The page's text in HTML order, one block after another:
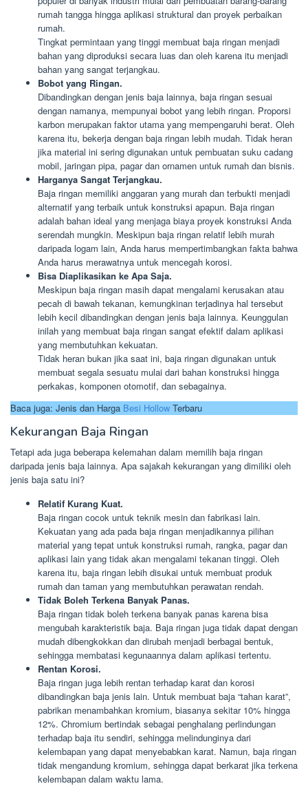
rumah tangga hingga aplikasi struktural dan proyek perbaikan
rumah.
Tingkat permintaan yang tinggi membuat baja ringan menjadi
bahan yang diproduksi secara luas dan oleh karena itu menjadi
bahan yang sangat terjangkau.
Bobot yang Ringan.
Dibandingkan dengan jenis baja lainnya, baja ringan sesuai
dengan namanya, mempunyai bobot yang lebih ringan. Proporsi
karbon merupakan faktor utama yang mempengaruhi berat. Oleh
karena itu, bekerja dengan baja ringan lebih mudah. Tidak heran
jika material ini sering digunakan untuk pembuatan suku cadang
mobil, jaringan pipa, pagar dan ornamen untuk rumah dan bisnis.
Harganya Sangat Terjangkau.
Baja ringan memiliki anggaran yang murah dan terbukti menjadi
alternatif yang terbaik untuk konstruksi apapun. Baja ringan
adalah bahan ideal yang menjaga biaya proyek konstruksi Anda
serendah mungkin. Meskipun baja ringan relatif lebih murah
daripada logam lain, Anda harus mempertimbangkan fakta bahwa
Anda harus merawatnya untuk mencegah korosi.
Bisa Diaplikasikan ke Apa Saja.
Meskipun baja ringan masih dapat mengalami kerusakan atau
pecah di bawah tekanan, kemungkinan terjadinya hal tersebut
lebih kecil dibandingkan dengan jenis baja lainnya. Keunggulan
inilah yang membuat baja ringan sangat efektif dalam aplikasi
yang membutuhkan kekuatan.
Tidak heran bukan jika saat ini, baja ringan digunakan untuk
membuat segala sesuatu mulai dari bahan konstruksi hingga
perkakas, komponen otomotif, dan sebagainya.
Baca juga: Jenis dan Harga Besi Hollow Terbaru
Kekurangan Baja Ringan
Tetapi ada juga beberapa kelemahan dalam memilih baja ringan
daripada jenis baja lainnya. Apa sajakah kekurangan yang dimiliki oleh
jenis baja satu ini?
Relatif Kurang Kuat.
Baja ringan cocok untuk teknik mesin dan fabrikasi lain.
Kekuatan yang ada pada baja ringan menjadikannya pilihan
material yang tepat untuk konstruksi rumah, rangka, pagar dan
aplikasi lain yang tidak akan mengalami tekanan tinggi. Oleh
karena itu, baja ringan lebih disukai untuk membuat produk
rumah dan taman yang membutuhkan perawatan rendah.
Tidak Boleh Terkena Banyak Panas.
Baja ringan tidak boleh terkena banyak panas karena bisa
mengubah karakteristik baja. Baja ringan juga tidak dapat dengan
mudah dibengkokkan dan dirubah menjadi berbagai bentuk,
sehingga membatasi kegunaannya dalam aplikasi tertentu.
Rentan Korosi.
Baja ringan juga lebih rentan terhadap karat dan korosi
dibandingkan baja jenis lain. Untuk membuat baja “tahan karat”,
pabrikan menambahkan kromium, biasanya sekitar 10% hingga
12%. Chromium bertindak sebagai penghalang perlindungan
terhadap baja itu sendiri, sehingga melindunginya dari
kelembapan yang dapat menyebabkan karat. Namun, baja ringan
tidak mengandung kromium, sehingga dapat berkarat jika terkena
kelembapan dalam waktu lama.